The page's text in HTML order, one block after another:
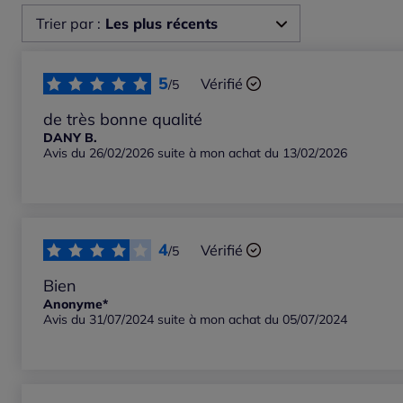
Trier par : Les plus récents
Les plus anciens
5/5 Vérifié
de très bonne qualité
DANY B.
Avis du 26/02/2026 suite à mon achat du 13/02/2026
4/5 Vérifié
Bien
Anonyme*
Avis du 31/07/2024 suite à mon achat du 05/07/2024